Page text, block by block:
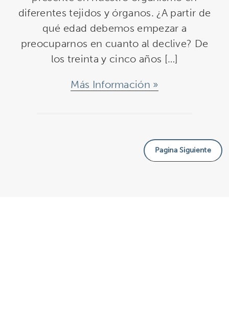
diferentes tejidos y órganos. ¿A partir de
qué edad debemos empezar a
preocuparnos en cuanto al declive? De
los treinta y cinco años […]
Más Información
Pagina Siguiente